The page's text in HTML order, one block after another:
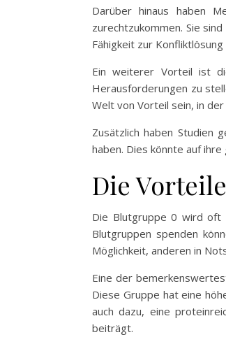
Darüber hinaus haben
zurechtzukommen. Sie
Fähigkeit zur
Ein weiterer Vorteil ist
Herausforderungen zu
Welt von Vorteil sein, in
Zusätzlich haben Studien
haben. Dies könnte auf
Die
Die Blutgruppe 0 wird oft
Blutgruppen spenden
Möglichkeit, anderen in
Eine der
Diese Gruppe hat eine
auch dazu, eine
beiträgt.